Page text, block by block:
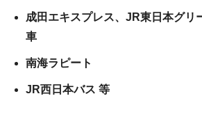
成⽥エキスプレス、JR東⽇本グリ
⾞
南海ラピート
JR⻄⽇本バス 等